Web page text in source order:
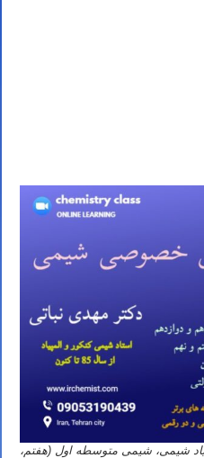
شیمی، شیمی متوسطه اول (هفتم،